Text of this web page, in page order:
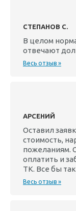
СТЕПАНОВ С.
В целом
отвечают
Весь отзыв »
АРСЕНИЙ
Оставил
стоимость,
пожеланиям.
оплатить и
ТК. Все бы
Весь отзыв »